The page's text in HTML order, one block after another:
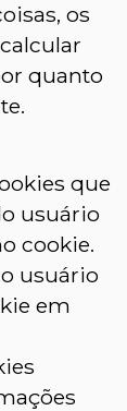
os
quanto
que
usuário
cookie.
usuário
em